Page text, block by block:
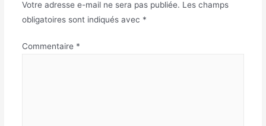
Votre adresse e-mail ne sera pas publiée. Les champs
obligatoires sont indiqués avec *
Commentaire *